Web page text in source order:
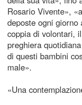
Rosario Vivente»,
deposte ogni
coppia di volontari,
preghiera
di questi bambini
male».
«Una